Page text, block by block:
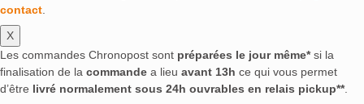
contact
X
Les commandes Chronopost sont préparées le jour même*si la
finalisation de la commande a lieu avant 13h ce qui vous permet
d’être livré normalement sous 24h ouvrables en relais pickup**.